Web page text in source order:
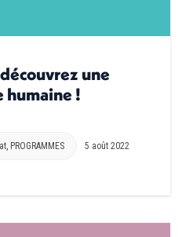
une
humaine !
, PROGRAMMES 5 août 2022